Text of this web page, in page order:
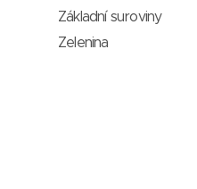
Základní suroviny
Zelenina